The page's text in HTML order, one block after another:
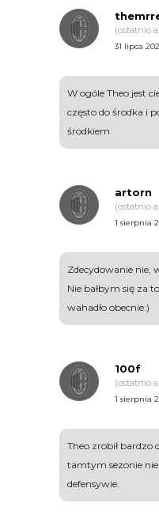
(ostatnio
31 lipca
W ogóle Theo jest
często do środka i
środkiem
artorn
(ostatnio
1 sierpnia
Zdecydowanie nie,
Nie bałbym się za
wahadło obecnie:)
100f
(ostatnio
1 sierpnia
Theo zrobił bardzo
tamtym sezonie
defensywie.